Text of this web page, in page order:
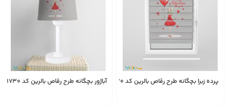
پرده زبرا بچگانه طرح رقاص بالرین کد AS1730 آباژور بچگانه طرح رقاص بالرین کد AS1730